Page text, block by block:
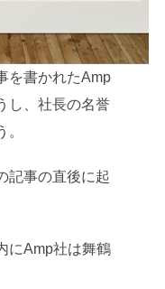
を書かれたAmp
し、社長の名誉
記事の直後に起
にAmp社は舞鶴